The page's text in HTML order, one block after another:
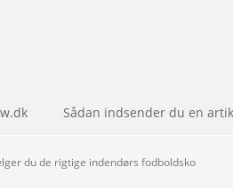
Sådan indsender du en
du de rigtige indendørs fodboldsko